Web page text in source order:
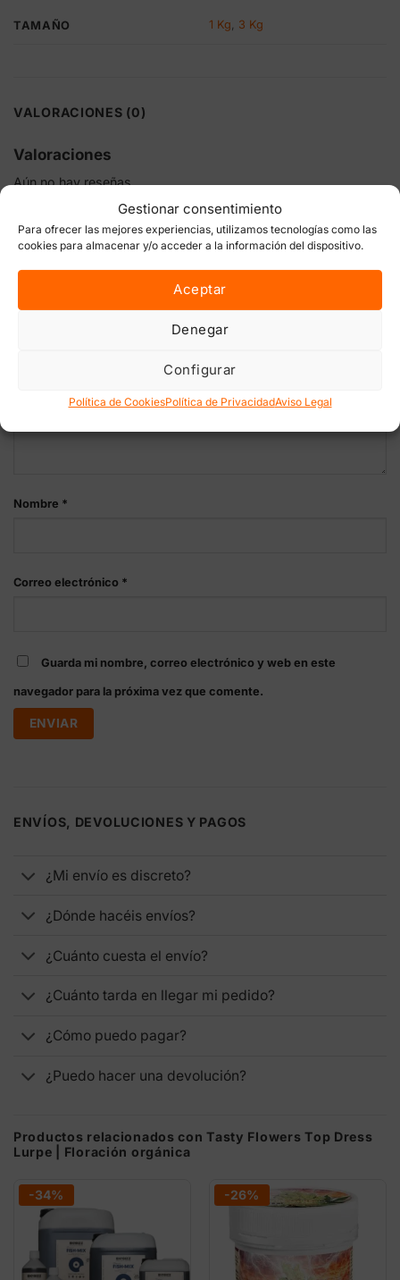
Gestionar consentimiento
Para ofrecer las mejores experiencias, utilizamos tecnologías como las
cookies para almacenar y/o acceder a la información del dispositivo.
Aceptar
Denegar
Configurar
Política de CookiesPolítica de PrivacidadAviso Legal
TAMAÑO 1 Kg, 3 Kg
VALORACIONES (0)
Valoraciones
Aún no hay reseñas
Sé el primero en valorar “Tasty Flowers Top Dress Lurpe |
Floración orgánica”
Tu dirección de correo electrónico no será publicada.
campos obligatorios están marcados con
Nombre *
Correo electrónico *
Guarda mi nombre, correo electrónico y web en este
navegador para la próxima vez que comente.
ENVÍOS, DEVOLUCIONES Y PAGOS
¿Mi envío es discreto?
¿Dónde hacéis envíos?
¿Cuánto cuesta el envío?
¿Cuánto tarda en llegar mi pedido?
¿Cómo puedo pagar?
¿Puedo hacer una devolución?
Productos relacionados con Tasty Flowers Top Dress
Lurpe | Floración orgánica
-34% -26%